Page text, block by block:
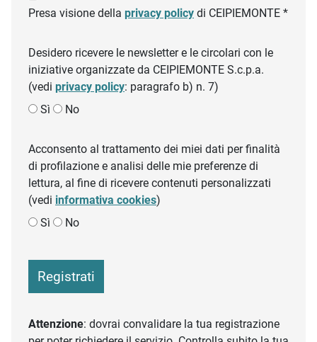
Presa visione della privacy policy di CEIPIEMONTE *
Desidero ricevere le newsletter e le circolari con le
iniziative organizzate da CEIPIEMONTE S.c.p.a.
(vedi privacy policy: paragrafo b) n. 7)
Sì
No
Acconsento al trattamento dei miei dati per finalità
di profilazione e analisi delle mie preferenze di
lettura, al fine di ricevere contenuti personalizzati
(vedi informativa cookies)
Sì
No
Registrati
Attenzione: dovrai convalidare la tua registrazione